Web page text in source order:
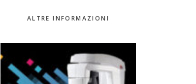
ALTRE INFORMAZIONI